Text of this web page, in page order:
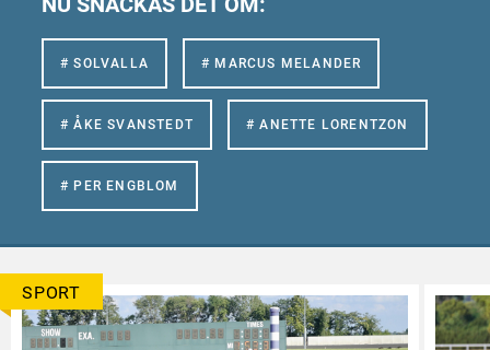
# SOLVALLA # MARCUS MELANDER
# ÅKE SVANSTEDT # ANETTE LORENTZON
# PER ENGBLOM
SPORT